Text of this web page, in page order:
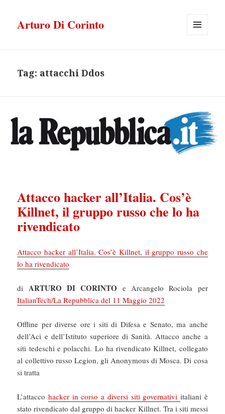
Arturo Di Corinto
Tag: attacchi Ddos
Attacco hacker all’Italia. Cos’è
Killnet, il gruppo russo che lo ha
rivendicato
Attacco hacker all’Italia. Cos’è Killnet, il gruppo russo che
lo ha rivendicato
di ARTURO DI CORINTO e Arcangelo Rociola per
ItalianTech/La Repubblica del 11 Maggio 2022
Offline per diverse ore i siti di Difesa e Senato, ma anche
dell’Aci e dell’Istituto superiore di Sanità. Attacco anche a
siti tedeschi e polacchi. Lo ha rivendicato Killnet, collegato
al collettivo russo Legion, gli Anonymous di Mosca. Di cosa
si tratta
L’attaccohacker in corso a diversi siti governativi italiani è
stato rivendicato dal gruppo di hacker Killnet. Tra i siti messi